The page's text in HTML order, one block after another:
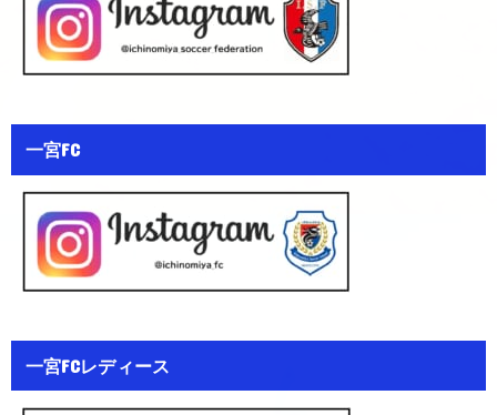
一宮FC
一宮FCレディース